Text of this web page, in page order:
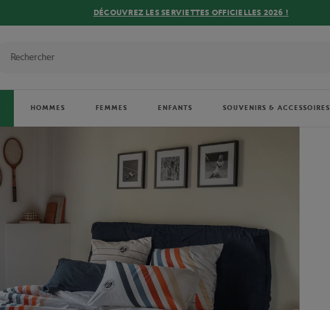
DÉCOUVREZ LES SERVIETTES OFFICIELLES 2026 !
HOMMES FEMMES ENFANTS SOUVENIRS & ACCESSOIRES